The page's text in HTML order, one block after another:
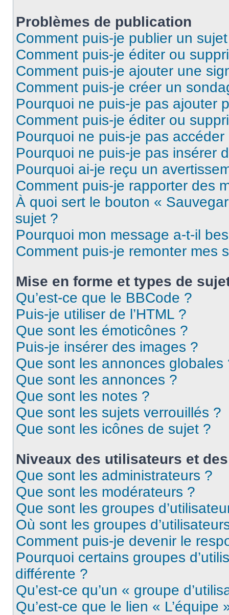
Problèmes de publication
Comment puis-je publier un
Comment puis-je éditer ou
Comment puis-je ajouter une
Comment puis-je créer un
Pourquoi ne puis-je pas ajouter
Comment puis-je éditer ou
Pourquoi ne puis-je pas
Pourquoi ne puis-je pas insérer
Pourquoi ai-je reçu un
Comment puis-je rapporter des
À quoi sert le bouton «
sujet ?
Pourquoi mon message a-t-il
Comment puis-je remonter mes
Mise en forme et types de
Qu’est-ce que le BBCode ?
Puis-je utiliser de l’HTML ?
Que sont les émoticônes ?
Puis-je insérer des images ?
Que sont les annonces globales
Que sont les annonces ?
Que sont les notes ?
Que sont les sujets verrouillés ?
Que sont les icônes de sujet ?
Niveaux des utilisateurs et
Que sont les administrateurs ?
Que sont les modérateurs ?
Que sont les groupes
Où sont les groupes
Comment puis-je devenir le
Pourquoi certains groupes
différente ?
Qu’est-ce qu’un « groupe
Qu’est-ce que le lien « L’équipe